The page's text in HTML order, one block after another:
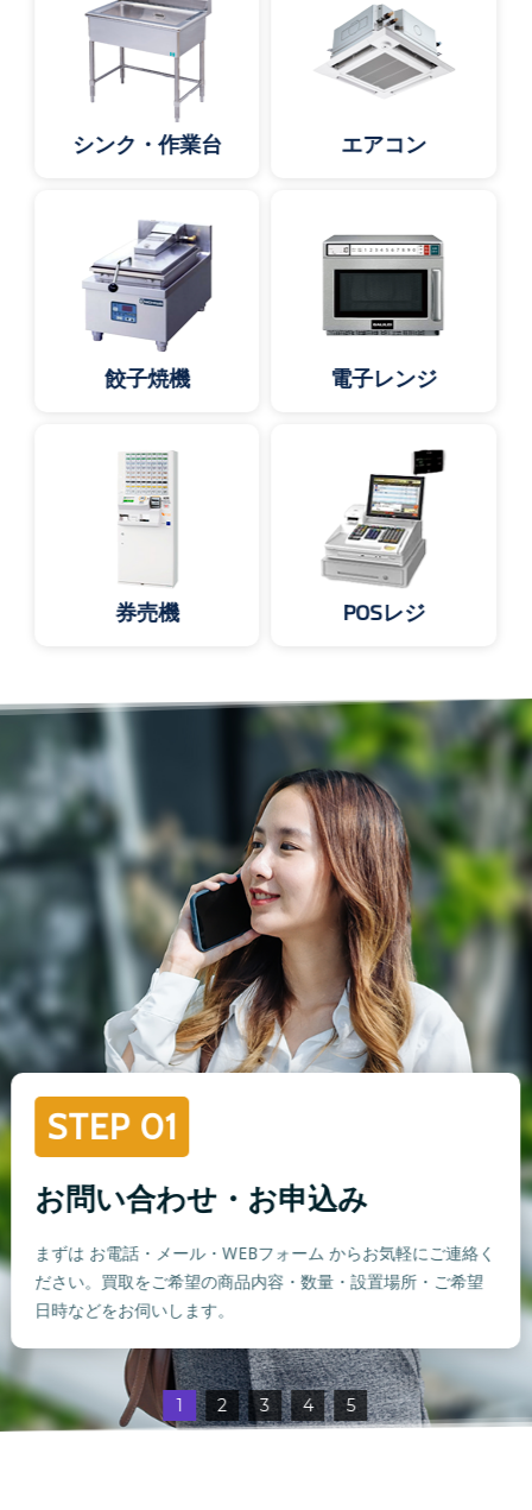
シンク・作業台 エアコン
餃子焼機 電子レンジ
券売機 POSレジ
STEP 01
お問い合わせ・お申込み
まずは お電話・メール・WEBフォーム からお気軽にご連絡く
ださい。買取をご希望の商品内容・数量・設置場所・ご希望
日時などをお伺いします。
1 2 3 4 5